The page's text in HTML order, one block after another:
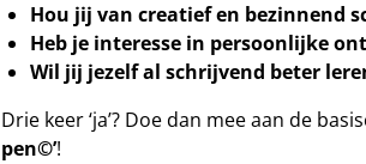
Hou jij van creatief en bezinnend
Heb je interesse in persoonlijke
Wil jij jezelf al schrijvend beter
Drie keer ‘ja’? Doe dan mee aan de
pen©’!